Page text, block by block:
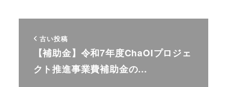
古い投稿
【補助金】令和7年度ChaOIプロジェ
クト推進事業費補助金の…